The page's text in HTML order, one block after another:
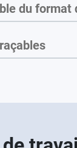
du format